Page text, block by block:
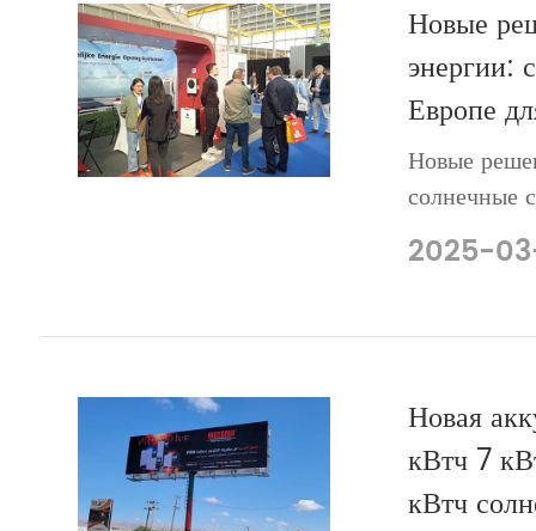
Новые
энергии:
Европе
Новые
солнечные
торговой
2025-
Новая
кВтч 7
кВтч